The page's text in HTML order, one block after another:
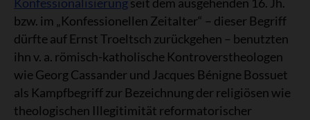
bzw. im „Konfessionellen Zeitalter“ – dieser Begriff
dürfte auf Ernst Troeltsch zurückgehen – benutzten
ihn v. a. römisch-katholische Kontroverstheologen
wie Georg Cassander und Jacques Bénigne Bossuet
als Kampfbegriff zur Bezeichnung der religiösen wie
theologischen Illegitimität reformatorischer